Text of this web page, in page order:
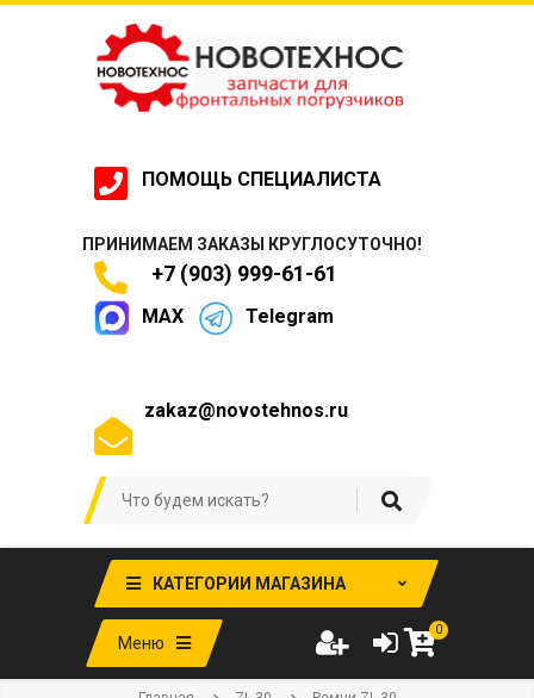
ПОМОЩЬ СПЕЦИАЛИСТА
ПРИНИМАЕМ ЗАКАЗЫ КРУГЛОСУТОЧНО!
+7 (903) 999-61-61
MAX Telegram
zakaz@novotehnos.ru
КАТЕГОРИИ МАГАЗИНА
Меню
0